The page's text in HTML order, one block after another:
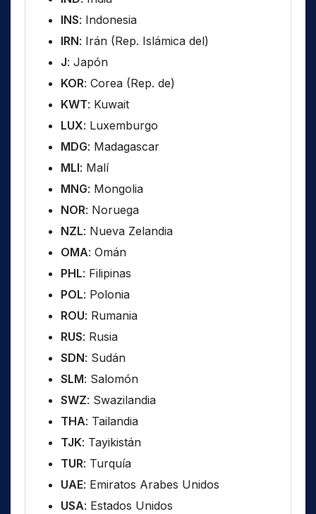
INS: Indonesia
IRN: Irán (Rep. Islámica del)
J: Japón
KOR: Corea (Rep. de)
KWT: Kuwait
LUX: Luxemburgo
MDG: Madagascar
MLI: Malí
MNG: Mongolia
NOR: Noruega
NZL: Nueva Zelandia
OMA: Omán
PHL: Filipinas
POL: Polonia
ROU: Rumania
RUS: Rusia
SDN: Sudán
SLM: Salomón
SWZ: Swazilandia
THA: Tailandia
TJK: Tayikistán
TUR: Turquía
UAE: Emiratos Arabes Unidos
USA: Estados Unidos